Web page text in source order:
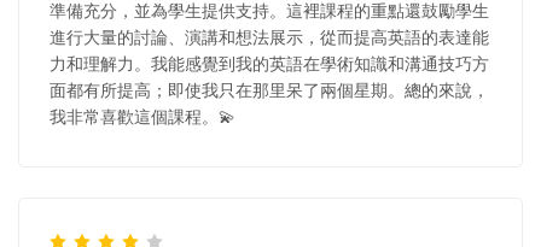
準備充分，並為學生提供支持。這裡課程的重點還鼓勵學生
進行大量的討論、演講和想法展示，從而提高英語的表達能
力和理解力。我能感覺到我的英語在學術知識和溝通技巧方
面都有所提高；即使我只在那里呆了兩個星期。總的來說，
我非常喜歡這個課程。💫